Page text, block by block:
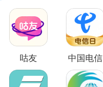
咕友 中国电信